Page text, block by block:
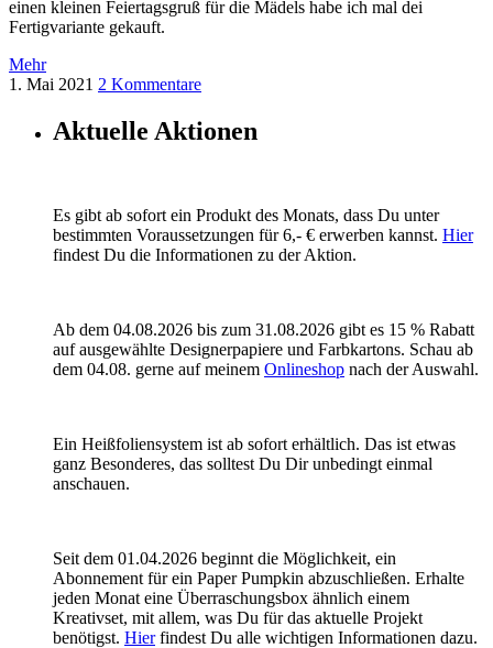
einen kleinen Feiertagsgruß für die Mädels habe ich mal dei
Fertigvariante gekauft.
Mehr
1. Mai 2021 2 Kommentare
Aktuelle Aktionen
Es gibt ab sofort ein Produkt des Monats, dass Du unter
bestimmten Voraussetzungen für 6,- € erwerben kannst. Hier
findest Du die Informationen zu der Aktion.
Ab dem 04.08.2026 bis zum 31.08.2026 gibt es 15 % Rabatt
auf ausgewählte Designerpapiere und Farbkartons. Schau ab
dem 04.08. gerne auf meinem Onlineshop nach der Auswahl.
Ein Heißfoliensystem ist ab sofort erhältlich. Das ist etwas
ganz Besonderes, das solltest Du Dir unbedingt einmal
anschauen.
Seit dem 01.04.2026 beginnt die Möglichkeit, ein
Abonnement für ein Paper Pumpkin abzuschließen. Erhalte
jeden Monat eine Überraschungsbox ähnlich einem
Kreativset, mit allem, was Du für das aktuelle Projekt
benötigst. Hierfindest Du alle wichtigen Informationen dazu.